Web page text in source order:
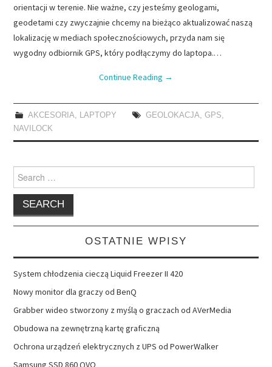
orientacji w terenie. Nie ważne, czy jesteśmy geologami,
geodetami czy zwyczajnie chcemy na bieżąco aktualizować naszą
lokalizację w mediach społecznościowych, przyda nam się
wygodny odbiornik GPS, który podłączymy do laptopa.…
Continue Reading →
AKCESORIA, LAPTOPY GEOLOKACJA, GPS,
NAVILOCK
Search
for:
OSTATNIE WPISY
System chłodzenia cieczą Liquid Freezer II 420
Nowy monitor dla graczy od BenQ
Grabber wideo stworzony z myślą o graczach od AVerMedia
Obudowa na zewnętrzną kartę graficzną
Ochrona urządzeń elektrycznych z UPS od PowerWalker
Samsung SSD 860 QVO